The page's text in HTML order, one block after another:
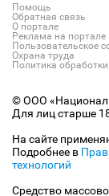
Помощь
Обратная связь
О портале
Реклама на портале
Пользовательское
Охрана труда
Политика
© ООО
Для лиц старше
На сайте
Подробнее в
технологий
Средство